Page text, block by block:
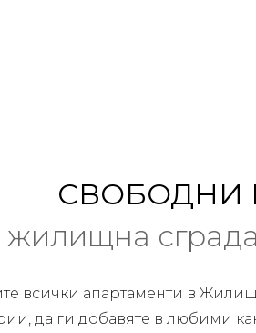
СВОБОДНИ
жилищна сграда
всички апартаменти в
да ги добавяте в любими